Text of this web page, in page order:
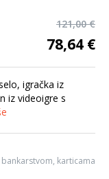
121,00 €
78,64 €
igračka iz
iz videoigre s
karticama